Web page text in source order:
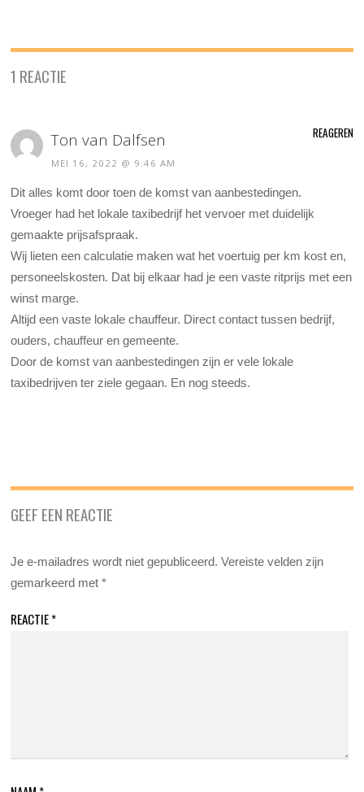
1 REACTIE
Ton van Dalfsen
MEI 16, 2022 @ 9:46 AM
Dit alles komt door toen de komst van aanbestedingen.
Vroeger had het lokale taxibedrijf het vervoer met duidelijk
gemaakte prijsafspraak.
Wij lieten een calculatie maken wat het voertuig per km kost en,
personeelskosten. Dat bij elkaar had je een vaste ritprijs met een
winst marge.
Altijd een vaste lokale chauffeur. Direct contact tussen bedrijf,
ouders, chauffeur en gemeente.
Door de komst van aanbestedingen zijn er vele lokale
taxibedrijven ter ziele gegaan. En nog steeds.
REAGEREN
GEEF EEN REACTIE
Je e-mailadres wordt niet gepubliceerd. Vereiste velden zijn
gemarkeerd met*
REACTIE*